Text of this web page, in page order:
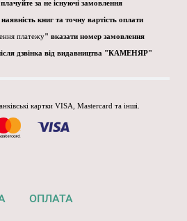
за не існуючі замовлення
книг та точну вартість оплати
платежу" вказати номер замовлення
дзвінка від видавництва "КАМЕНЯР"
картки VISA, Mastercard та інші.
ОПЛАТА